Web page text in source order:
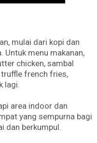
mulai dari kopi dan
Untuk menu makanan,
chicken, sambal
french fries,
lagi.
area indoor dan
yang sempurna bagi
dan berkumpul.